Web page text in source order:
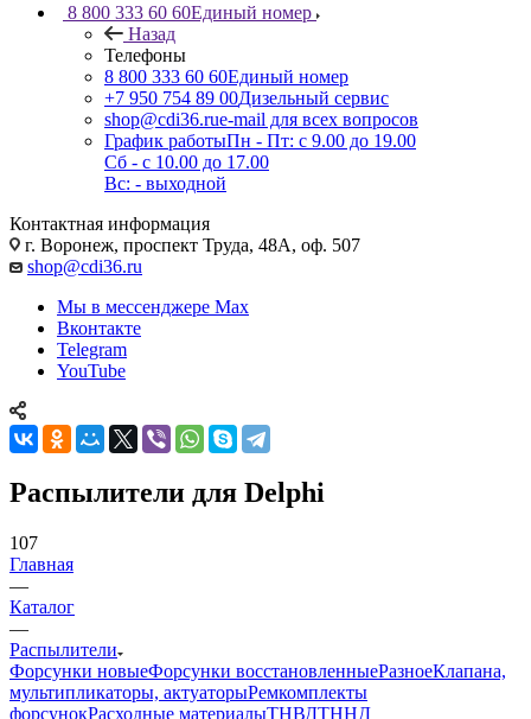
8 800 333 60 60Единый номер
Назад
Телефоны
8 800 333 60 60Единый номер
+7 950 754 89 00Дизельный сервис
shop@cdi36.rue-mail для всех вопросов
График работыПн - Пт: с 9.00 до 19.00
Сб - с 10.00 до 17.00
Вс: - выходной
Контактная информация
г. Воронеж, проспект Труда, 48А, оф. 507
shop@cdi36.ru
Мы в мессенджере Max
Вконтакте
Telegram
YouTube
Распылители для Delphi
107
Главная
—
Каталог
—
Распылители
Форсунки новыеФорсунки восстановленныеРазноеКлапана,
мультипликаторы, актуаторыРемкомплекты
форсунокРасходные материалыТНВДТННД